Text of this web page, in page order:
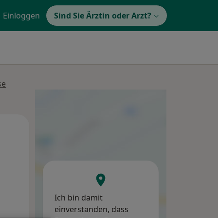
Einloggen Sind Sie Ärztin oder Arzt?
Ich bin damit
einverstanden, dass